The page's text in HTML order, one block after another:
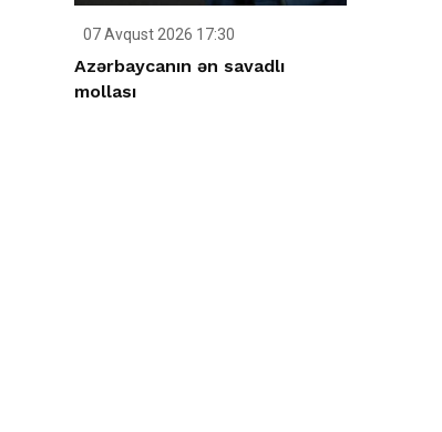
07 Avqust 2026 17:30
Azərbaycanın ən savadlı
mollası